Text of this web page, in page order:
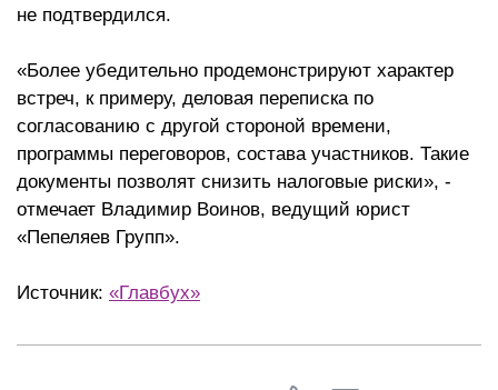
не подтвердился.
«Более убедительно продемонстрируют характер
встреч, к примеру, деловая переписка по
согласованию с другой стороной времени,
программы переговоров, состава участников. Такие
документы позволят снизить налоговые риски», -
отмечает Владимир Воинов, ведущий юрист
«Пепеляев Групп».
Источник: «Главбух»